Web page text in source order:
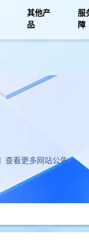
其他产
品
服
障
查看更多网站公告